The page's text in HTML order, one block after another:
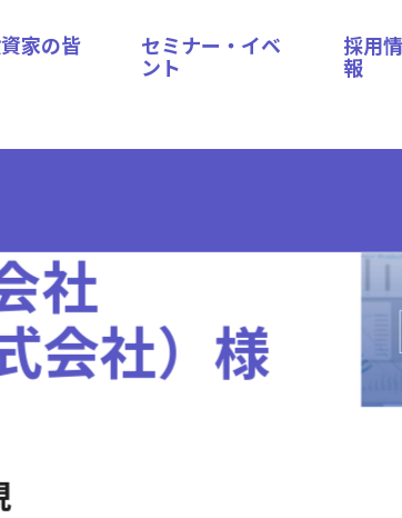
家の皆 セミナー・イベ
ント
採用情
報
社
会社）様